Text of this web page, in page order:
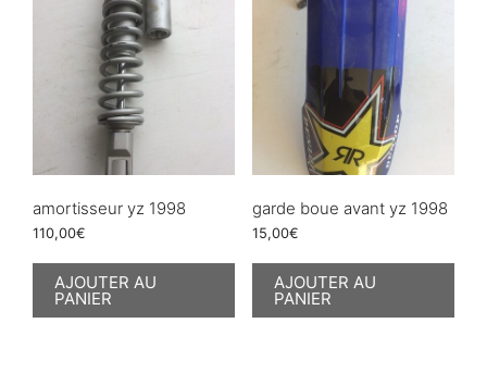
amortisseur yz 1998
110,00€
AJOUTER AU
PANIER
garde boue avant yz 1998
15,00€
AJOUTER AU
PANIER